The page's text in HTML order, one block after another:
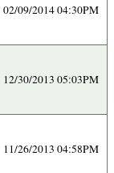
02/09/2014 04:30PM
12/30/2013 05:03PM
11/26/2013 04:58PM